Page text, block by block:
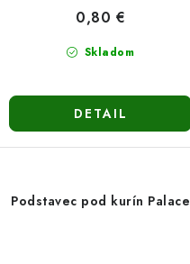
Skladom
0,80 €
DETAIL
Podstavec pod kurín Palace